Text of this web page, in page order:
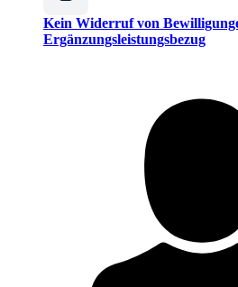
Kein Widerruf von
Ergänzungsleistungsbezug